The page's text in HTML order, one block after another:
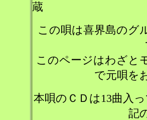
蔵
この唄は喜界島の
このページはわざと
で元唄を
本唄のＣＤは13曲入
記